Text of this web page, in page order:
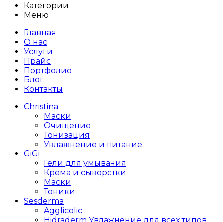
Категории
Меню
Главная
О нас
Услуги
Прайс
Портфолио
Блог
Контакты
Christina
Маски
Очищение
Тонизация
Увлажнение и питание
GiGi
Гели для умывания
Крема и сыворотки
Маски
Тоники
Sesderma
Agglicolic
Hidraderm Увлажнение для всех типов